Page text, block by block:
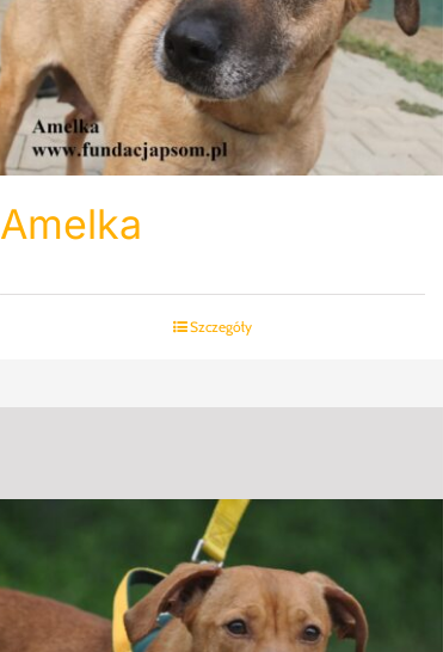
Amelka
Szczegóły